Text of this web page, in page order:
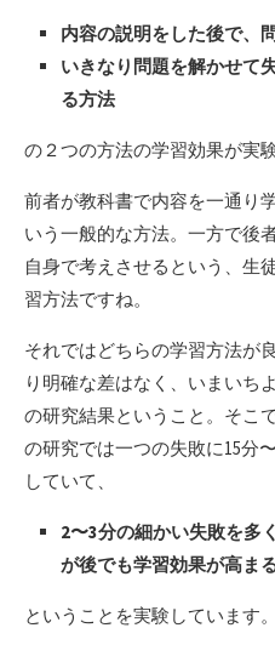
内容の説明をした後で、
いきなり問題を解かせて
る方法
の２つの方法の学習効果が実
前者が教科書で内容を一通り
いう一般的な方法。一方で後
自身で考えさせるという、生
習方法ですね。
それではどちらの学習方法が
り明確な差はなく、いまいち
の研究結果ということ。そこ
の研究では一つの失敗に15分
していて、
2〜3分の細かい失敗を多
が後でも学習効果が高ま
ということを実験しています。